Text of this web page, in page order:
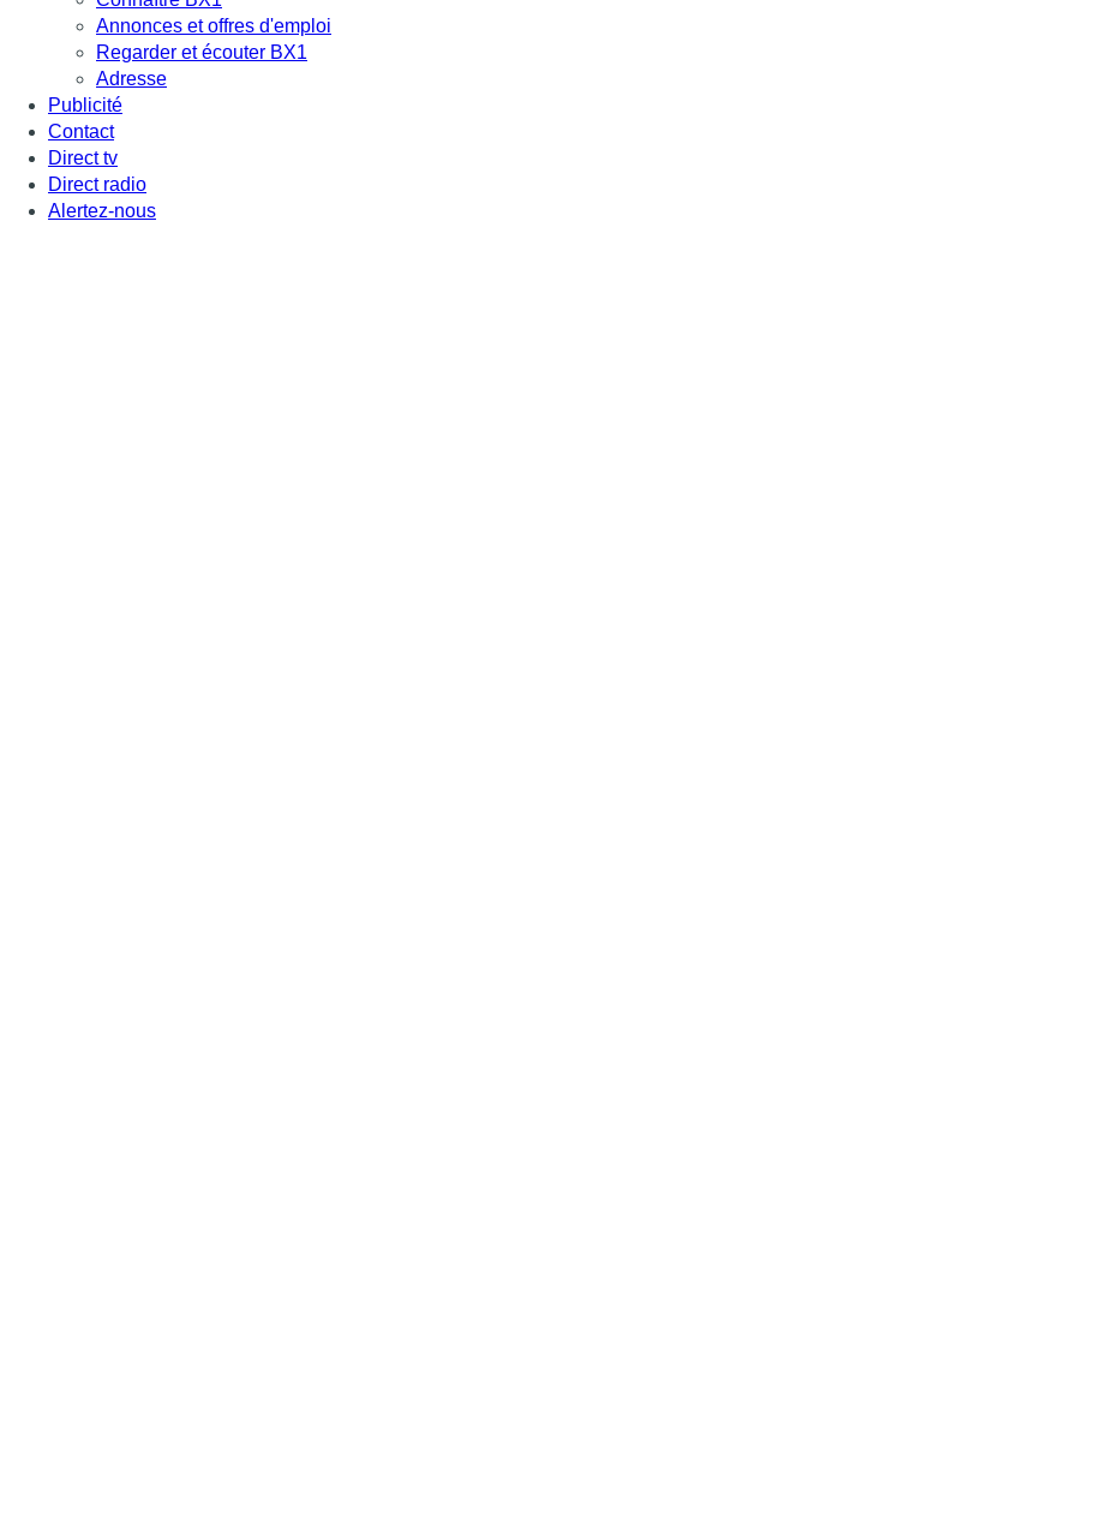
Annonces et offres d'emploi
Regarder et écouter BX1
Adresse
Publicité
Contact
Direct tv
Direct radio
Alertez-nous